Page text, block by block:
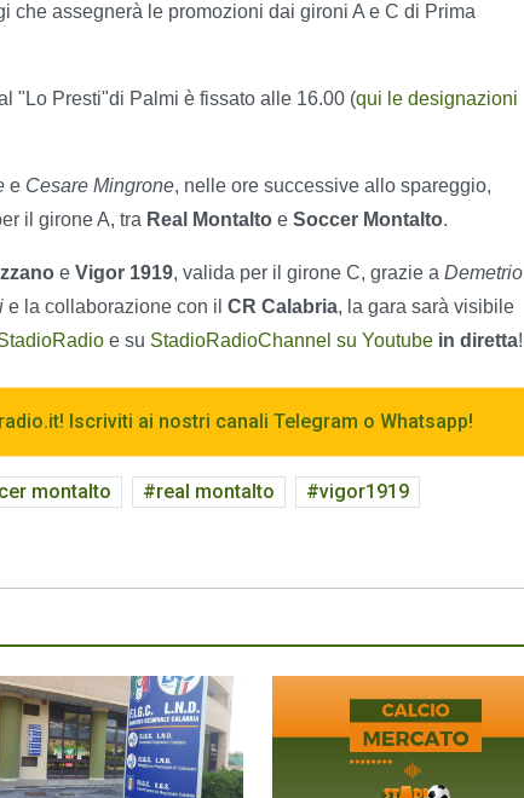
che assegnerà le promozioni dai gironi A e C di Prima
"Lo Presti"di Palmi è fissato alle 16.00 (qui le designazioni
e Cesare Mingrone, nelle ore successive allo spareggio,
il girone A, tra Real Montalto e Soccer Montalto.
e Vigor 1919, valida per il girone C, grazie a Demetrio
e la collaborazione con il CR Calabria, la gara sarà visibile
e su StadioRadioChannel su Youtube in diretta!
Iscriviti ai nostri canali Telegram o Whatsapp!
montalto real montalto
vigor1919